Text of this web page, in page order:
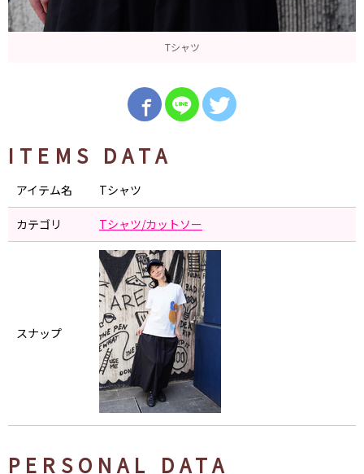
Tシャツ
ITEMS DATA
アイテム名 Tシャツ
カテゴリ Tシャツ/カットソー
スナップ
PERSONAL DATA